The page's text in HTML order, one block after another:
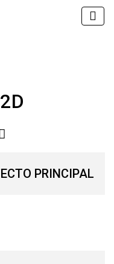
PRINCIPAL